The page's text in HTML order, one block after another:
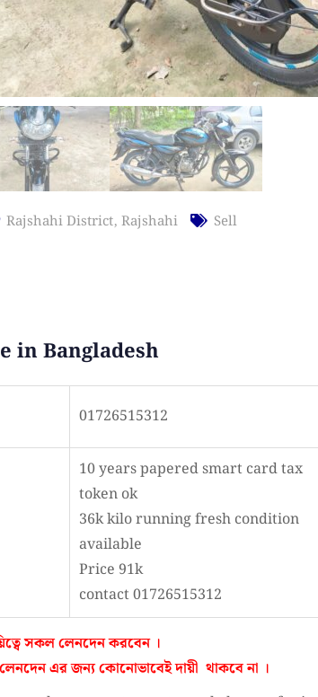
Rajshahi District, Rajshahi Sell
in Bangladesh
01726515312
10 years papered smart card tax
token ok
36k kilo running fresh condition
available
Price 91k
contact 01726515312
সকল লেনদেন করবেন ।
লেনদেন এর জন্য কোনোভাবেইদায়ী থাকবে না ।